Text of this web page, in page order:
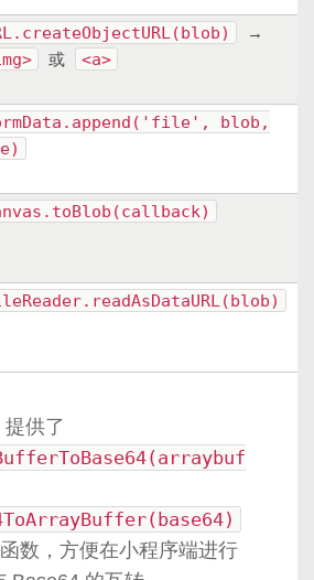
→
或 <a>
blob,
提供了
数，方便在小程序端进行